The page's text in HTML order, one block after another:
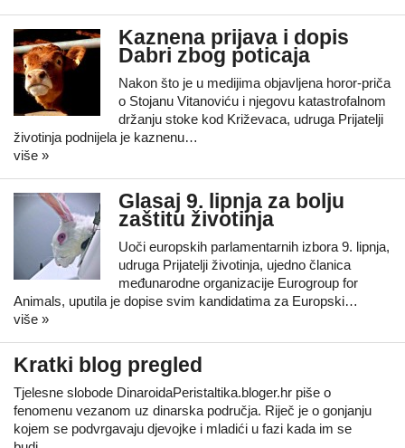
Kaznena prijava i dopis
Dabri zbog poticaja
Nakon što je u medijima objavljena horor-priča
o Stojanu Vitanoviću i njegovu katastrofalnom
držanju stoke kod Križevaca, udruga Prijatelji
životinja podnijela je kaznenu…
više »
Glasaj 9. lipnja za bolju
zaštitu životinja
Uoči europskih parlamentarnih izbora 9. lipnja,
udruga Prijatelji životinja, ujedno članica
međunarodne organizacije Eurogroup for
Animals, uputila je dopise svim kandidatima za Europski…
više »
Kratki blog pregled
Tjelesne slobode DinaroidaPeristaltika.bloger.hr piše o
fenomenu vezanom uz dinarska područja. Riječ je o gonjanju
kojem se podvrgavaju djevojke i mladići u fazi kada im se